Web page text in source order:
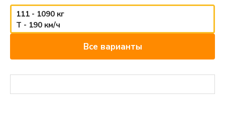
111 - 1090 кг
T - 190 км/ч
Все варианты